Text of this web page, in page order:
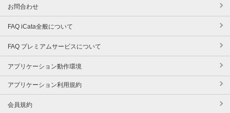
お問合わせ
FAQ iCata全般について
FAQ プレミアムサービスについて
アプリケーション動作環境
アプリケーション利用規約
会員規約